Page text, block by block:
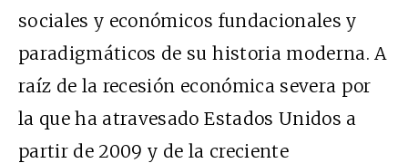
sociales y económicos fundacionales y
paradigmáticos de su historia moderna. A
raíz de la recesión económica severa por
la que ha atravesado Estados Unidos a
partir de 2009 y de la creciente